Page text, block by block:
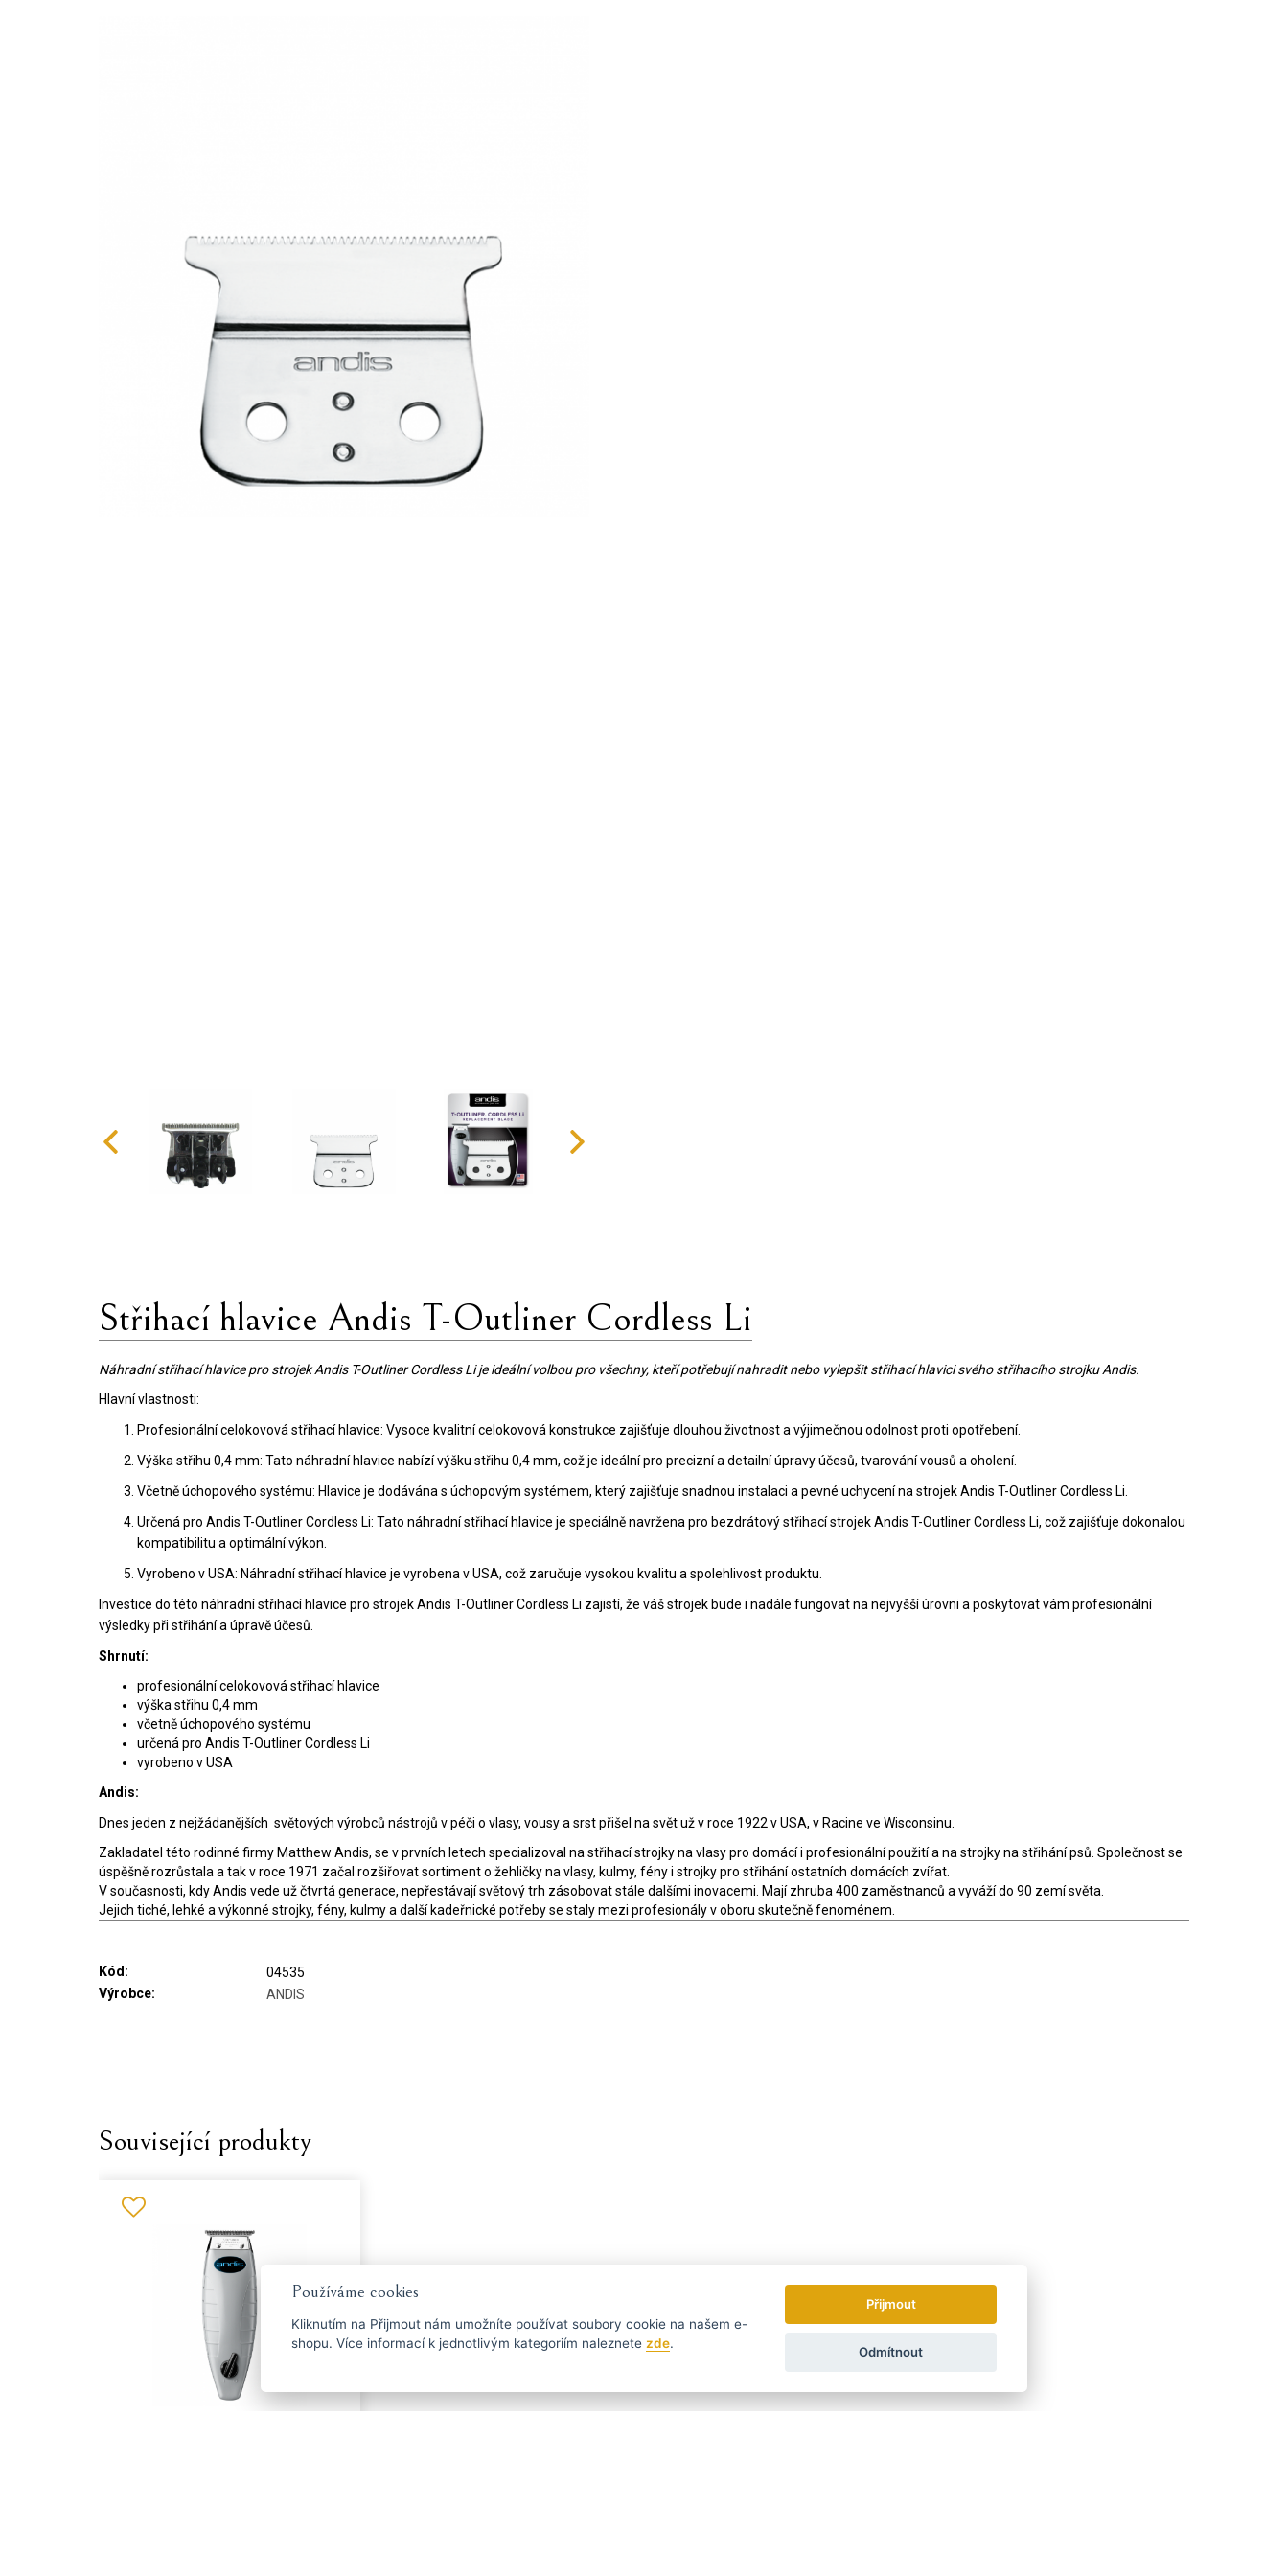
Střihací hlavice Andis T-Outliner Cordless Li
Náhradní střihací hlavice pro strojek Andis T-Outliner Cordless Li je ideální volbou pro všechny, kteří potřebují nahradit nebo vylepšit střihací hlavici svého střihacího strojku Andis.
Hlavní vlastnosti:
Profesionální celokovová střihací hlavice: Vysoce kvalitní celokovová konstrukce zajišťuje dlouhou životnost a výjimečnou odolnost proti opotřebení.
Výška střihu 0,4 mm: Tato náhradní hlavice nabízí výšku střihu 0,4 mm, což je ideální pro precizní a detailní úpravy účesů, tvarování vousů a oholení.
Včetně úchopového systému: Hlavice je dodávána s úchopovým systémem, který zajišťuje snadnou instalaci a pevné uchycení na strojek Andis T-Outliner Cordless Li.
Určená pro Andis T-Outliner Cordless Li: Tato náhradní střihací hlavice je speciálně navržena pro bezdrátový střihací strojek Andis T-Outliner Cordless Li, což zajišťuje dokonalou
kompatibilitu a optimální výkon.
Vyrobeno v USA: Náhradní střihací hlavice je vyrobena v USA, což zaručuje vysokou kvalitu a spolehlivost produktu.
Investice do této náhradní střihací hlavice pro strojek Andis T-Outliner Cordless Li zajistí, že váš strojek bude i nadále fungovat na nejvyšší úrovni a poskytovat vám profesionální
výsledky při střihání a úpravě účesů.
Shrnutí:
profesionální celokovová střihací hlavice
výška střihu 0,4 mm
včetně úchopového systému
určená pro Andis T-Outliner Cordless Li
vyrobeno v USA
Andis:
Dnes jeden z nejžádanějších světových výrobců nástrojů v péči o vlasy, vousy a srst přišel na svět už v roce 1922 v USA, v Racine ve Wisconsinu.
Zakladatel této rodinné firmy Matthew Andis, se v prvních letech specializoval na střihací strojky na vlasy pro domácí i profesionální použití a na strojky na střihání psů. Společnost se
úspěšně rozrůstala a tak v roce 1971 začal rozšiřovat sortiment o žehličky na vlasy, kulmy, fény i strojky pro střihání ostatních domácích zvířat.
V současnosti, kdy Andis vede už čtvrtá generace, nepřestávají světový trh zásobovat stále dalšími inovacemi. Mají zhruba 400 zaměstnanců a vyváží do 90 zemí světa.
Jejich tiché, lehké a výkonné strojky, fény, kulmy a další kadeřnické potřeby se staly mezi profesionály v oboru skutečně fenoménem.
Kód:
04535
Výrobce:
ANDIS
Související produkty
Používáme cookies
Kliknutím na Přijmout nám umožníte používat soubory cookie na našem e-
shopu. Více informací k jednotlivým kategoriím naleznete zde.
Přijmout
Odmítnout